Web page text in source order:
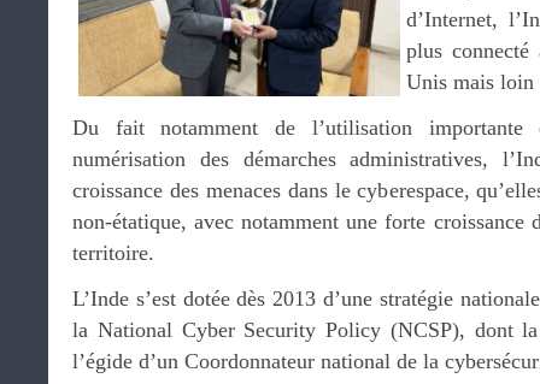
d’Internet,
plus
Unis mais loin
Du fait notamment de l’utilisation importante
numérisation des démarches administratives,
croissance des menaces dans le cyberespace,
non-étatique, avec notamment une forte
territoire.
L’Inde s’est dotée dès 2013 d’une stratégie
la National Cyber Security Policy (NCSP), dont
l’égide d’un Coordonnateur national de la